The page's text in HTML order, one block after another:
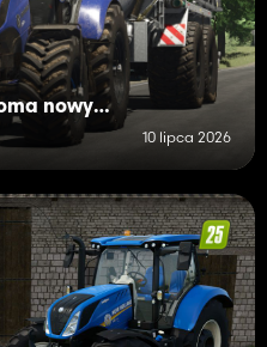
New Holland T6 – z wieloma nowymi funkcjami
10 lipca 2026